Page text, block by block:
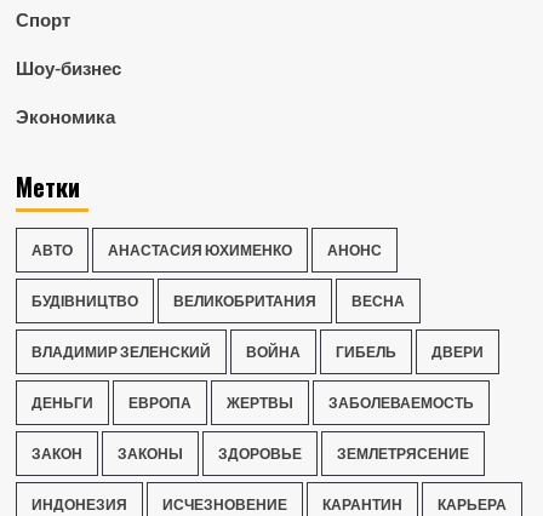
Спорт
Шоу-бизнес
Экономика
Метки
АВТО АНАСТАСИЯ ЮХИМЕНКО АНОНС
БУДІВНИЦТВО ВЕЛИКОБРИТАНИЯ ВЕСНА
ВЛАДИМИР ЗЕЛЕНСКИЙ ВОЙНА ГИБЕЛЬ ДВЕРИ
ДЕНЬГИ ЕВРОПА ЖЕРТВЫ ЗАБОЛЕВАЕМОСТЬ
ЗАКОН ЗАКОНЫ ЗДОРОВЬЕ ЗЕМЛЕТРЯСЕНИЕ
ИНДОНЕЗИЯ ИСЧЕЗНОВЕНИЕ КАРАНТИН КАРЬЕРА